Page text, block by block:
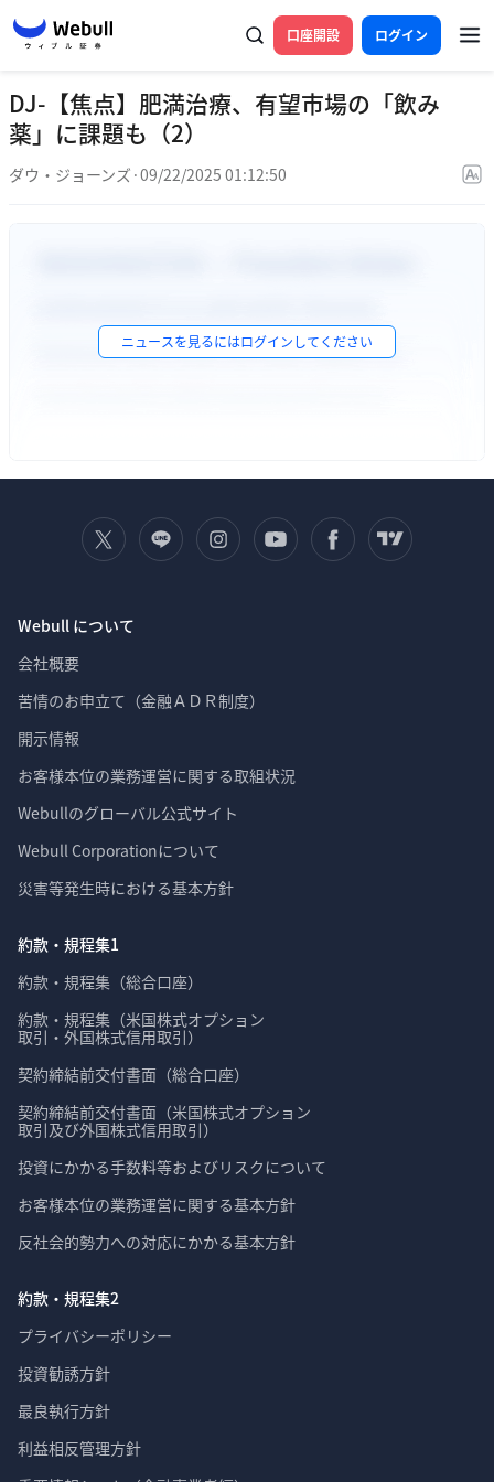
口座開設 ログイン
DJ-【焦点】肥満治療、有望市場の「飲み
薬」に課題も（2）
ダウ・ジョーンズ ·09/22/2025 01:12:50
ニュースを見るにはログインしてください
Webull について
会社概要
苦情のお申立て（金融ＡＤＲ制度）
開示情報
お客様本位の業務運営に関する取組状況
Webullのグローバル公式サイト
Webull Corporationについて
災害等発生時における基本方針
約款・規程集1
約款・規程集（総合口座）
約款・規程集（米国株式オプション
取引・外国株式信用取引）
契約締結前交付書面（総合口座）
契約締結前交付書面（米国株式オプション
取引及び外国株式信用取引）
投資にかかる手数料等およびリスクについて
お客様本位の業務運営に関する基本方針
反社会的勢力への対応にかかる基本方針
約款・規程集2
プライバシーポリシー
投資勧誘方針
最良執行方針
利益相反管理方針